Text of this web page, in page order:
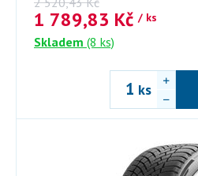
1 789,83 Kč / ks
Skladem (8 ks)
ks